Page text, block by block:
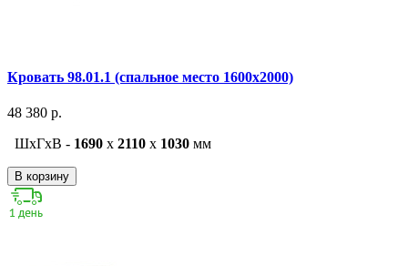
Кровать 98.01.1 (спальное место 1600х2000)
48 380 р.
ШxГxВ - 1690 x 2110 x 1030 мм
В корзину